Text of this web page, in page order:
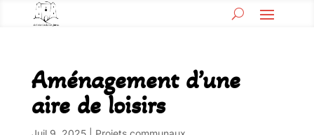
Aménagement d’une
aire de loisirs